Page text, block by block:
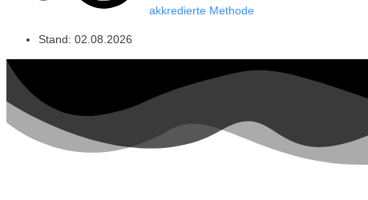
akkredierte Methode
Stand: 02.08.2026